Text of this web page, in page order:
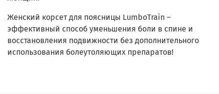
Женский корсет для поясницы LumboTrain –
эффективный способ уменьшения боли в спине и
восстановления подвижности без дополнительного
использования болеутоляющих препаратов!